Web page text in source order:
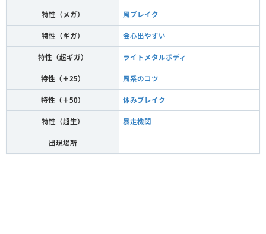
特性（メガ） 風ブレイク
特性（ギガ） 会心出やすい
特性（超ギガ） ライトメタルボディ
特性（＋25） 風系のコツ
特性（＋50） 休みブレイク
特性（超生） 暴走機関
出現場所